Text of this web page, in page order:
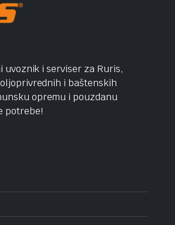
uvoznik i serviser za Ruris,
i baštenskih
opremu i pouzdanu
potrebe!